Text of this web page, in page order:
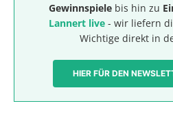
Gewinnspiele bis hin zu
Lannert live- wir liefern
Wichtige direkt in
HIER FÜR DEN